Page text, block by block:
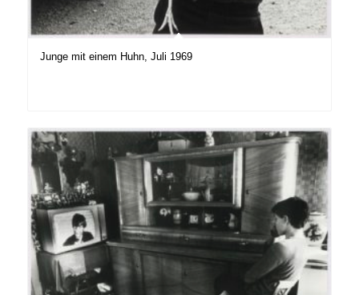
Junge mit einem Huhn, Juli 1969